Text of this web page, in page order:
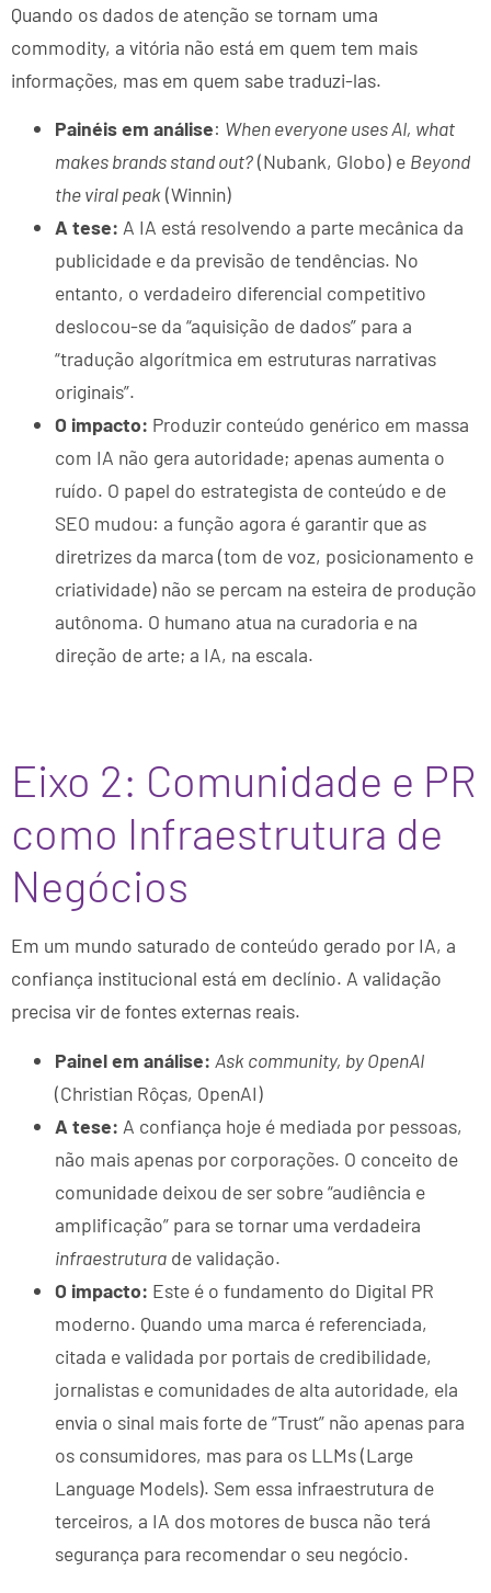
Quando os dados de atenção se tornam uma
commodity, a vitória não está em quem tem mais
informações, mas em quem sabe traduzi-las.
Painéis em análise: When everyone uses AI, what
makes brands stand out?(Nubank, Globo) e Beyond
the viral peak(Winnin)
A tese: A IA está resolvendo a parte mecânica da
publicidade e da previsão de tendências. No
entanto, o verdadeiro diferencial competitivo
deslocou-se da “aquisição de dados” para a
“tradução algorítmica em estruturas narrativas
originais”.
O impacto: Produzir conteúdo genérico em massa
com IA não gera autoridade; apenas aumenta o
ruído. O papel do estrategista de conteúdo e de
SEO mudou: a função agora é garantir que as
diretrizes da marca (tom de voz, posicionamento e
criatividade) não se percam na esteira de produção
autônoma. O humano atua na curadoria e na
direção de arte; a IA, na escala.
Eixo 2: Comunidade e PR
como Infraestrutura de
Negócios
Em um mundo saturado de conteúdo gerado por IA, a
confiança institucional está em declínio. A validação
precisa vir de fontes externas reais.
Painel em análise: Ask community, by OpenAI
(Christian Rôças, OpenAI)
A tese: A confiança hoje é mediada por pessoas,
não mais apenas por corporações. O conceito de
comunidade deixou de ser sobre “audiência e
amplificação” para se tornar uma verdadeira
infraestrutura de validação.
O impacto: Este é o fundamento do Digital PR
moderno. Quando uma marca é referenciada,
citada e validada por portais de credibilidade,
jornalistas e comunidades de alta autoridade, ela
envia o sinal mais forte de “Trust” não apenas para
os consumidores, mas para os LLMs (Large
Language Models). Sem essa infraestrutura de
terceiros, a IA dos motores de busca não terá
segurança para recomendar o seu negócio.